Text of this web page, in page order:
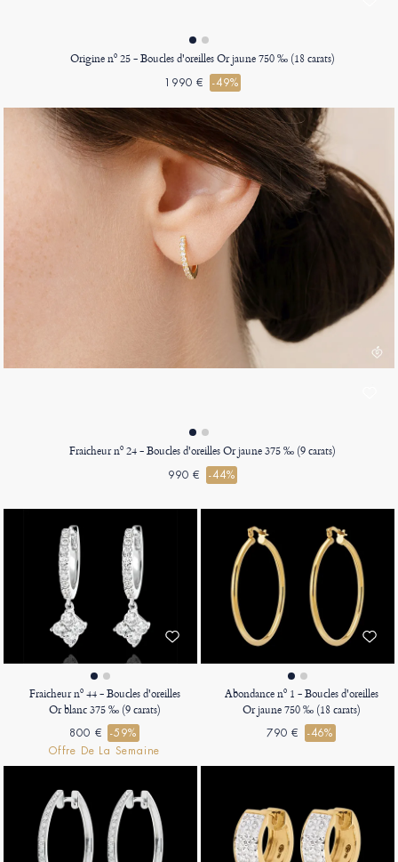
Origine nº 25 - Boucles d'oreilles Or jaune 750 ‰ (18 carats)
1990 € -49%
Fraicheur nº 24 - Boucles d'oreilles Or jaune 375 ‰ (9 carats)
990 € -44%
Fraicheur nº 44 - Boucles d'oreilles
Or blanc 375 ‰ (9 carats)
800 €
-59%
Offre De La Semaine
Abondance nº 1 - Boucles d'oreilles
Or jaune 750 ‰ (18 carats)
790 € -46%